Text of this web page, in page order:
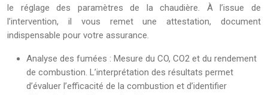
le réglage des paramètres de la chaudière. À l’issue de
l’intervention, il vous remet une attestation, document
indispensable pour votre assurance.
Analyse des fumées : Mesure du CO, CO2 et du rendement
de combustion. L’interprétation des résultats permet
d’évaluer l’efficacité de la combustion et d’identifier